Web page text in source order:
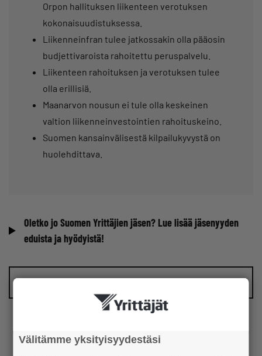
Orpon hallituksen liikenteen verotuksen
kokonaisuudistuksessa.
Liikenneinfran tulee jatkossakin olla pääosin
budjettivaroista rahoitettu peruspalvelu.
Liikenteen rahoituksen ja verotuksen tulee
olla erillisiä.
Maanarvon nousun ei tule olla keskeinen
valtion liikenneinvestointien rahoituskeino.
Suomen kansainvälisestä kilpailukyvystä on
huolehdittava.
Oletko jo Suomen Yrittäjien jäsen? Lue lisää jäsenyyden
eduista ja hyödyistä!
Vinkkaa meille juttuaihe!
Välitämme yksityisyydestäsi